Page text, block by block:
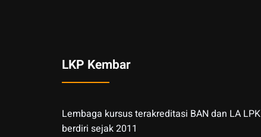
LKP Kembar
Lembaga kursus terakreditasi BAN dan LA LPK
berdiri sejak 2011